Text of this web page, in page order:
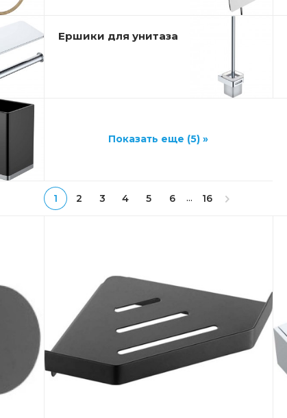
Ершики для унитаза
Показать еще (5) »
1 2 3 4 5 6 ... 16